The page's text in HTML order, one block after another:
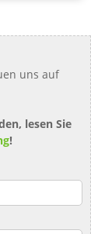
uns auf
lesen Sie
!